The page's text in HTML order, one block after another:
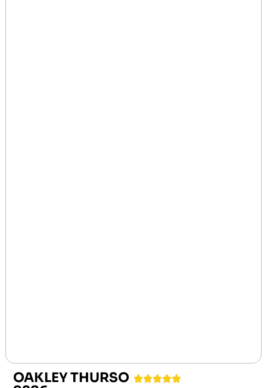
OAKLEY THURSO